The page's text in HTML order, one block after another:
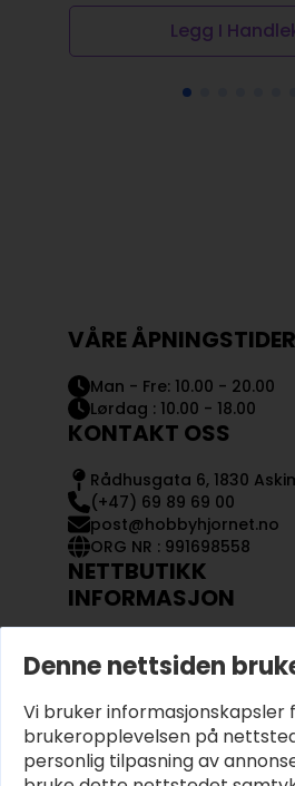
Legg I
VÅRE ÅPNINGSTIDER
Man - Fre: 10.00 - 20.00
Lørdag : 10.00 - 18.00
KONTAKT OSS
Rådhusgata 6, 1830
(+47) 69 89 69 00
post@hobbyhjornet.no
ORG NR : 991698558
NETTBUTIKK
INFORMASJON
OM OSS
KJØPSVILKÅR OG
PERSONVERN
Denne nettsiden
Vi bruker
brukeropplevelsen på
personlig tilpasning av